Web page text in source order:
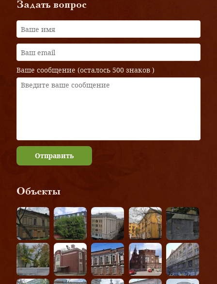
Задать вопрос
Ваше сообщение (осталось 500 знаков )
Отправить
Объекты